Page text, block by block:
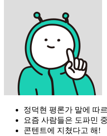
정덕현 평론가 말에 따
요즘 사람들은 도파민
콘텐트에 지쳤다고 해!